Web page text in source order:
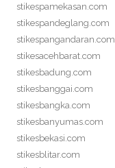
stikespamekasan.com
stikespandeglang.com
stikespangandaran.com
stikesacehbarat.com
stikesbadung.com
stikesbanggai.com
stikesbangka.com
stikesbanyumas.com
stikesbekasi.com
stikesblitar.com